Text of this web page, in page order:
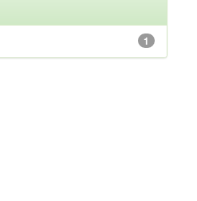
1